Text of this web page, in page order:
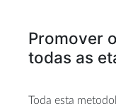
Promover
todas as
Toda esta